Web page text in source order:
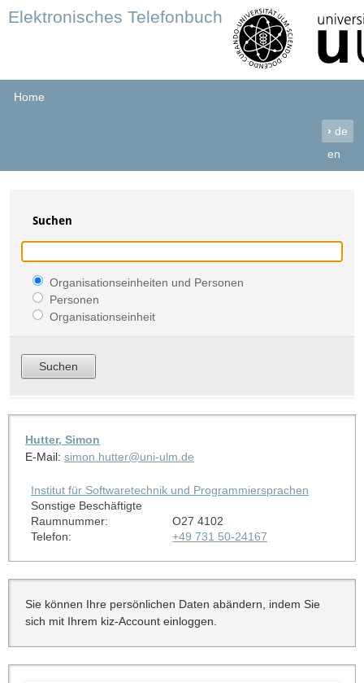
Elektronisches Telefonbuch
Home
› de
en
Suchen
Organisationseinheiten und Personen
Personen
Organisationseinheit
Hutter, Simon
E-Mail: simon.hutter@uni-ulm.de
Institut für Softwaretechnik und Programmiersprachen
Sonstige Beschäftigte
Raumnummer:
O27 4102
Telefon:
+49 731 50-24167
Sie können Ihre persönlichen Daten abändern, indem Sie
sich mit Ihrem kiz-Account einloggen.